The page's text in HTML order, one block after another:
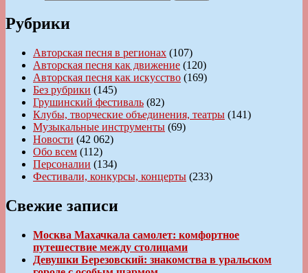
Рубрики
Авторская песня в регионах (107)
Авторская песня как движение (120)
Авторская песня как искусство (169)
Без рубрики (145)
Грушинский фестиваль (82)
Клубы, творческие объединения, театры (141)
Музыкальные инструменты (69)
Новости (42 062)
Обо всем (112)
Персоналии (134)
Фестивали, конкурсы, концерты (233)
Свежие записи
Москва Махачкала самолет: комфортное
путешествие между столицами
Девушки Березовский: знакомства в уральском